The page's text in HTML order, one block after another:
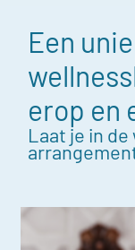
Een
erop en
Laat je in